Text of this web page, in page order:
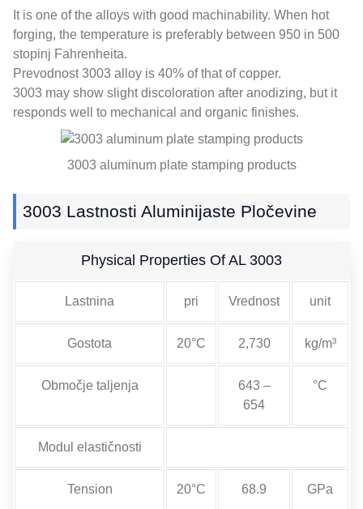
It is one of the alloys with good machinability. When hot
forging, the temperature is preferably between 950 in 500
stopinj Fahrenheita.
Prevodnost 3003 alloy is 40% of that of copper.
3003 may show slight discoloration after anodizing, but it
responds well to mechanical and organic finishes.
3003 aluminum plate stamping products
3003 Lastnosti Aluminijaste Pločevine
Physical Properties Of AL3003
Lastnina pri Vrednost unit
Gostota 20°C 2,730 kg/m³
Območje taljenja
643 –
654
°C
Modul elastičnosti
Tension 20°C 68.9 GPa